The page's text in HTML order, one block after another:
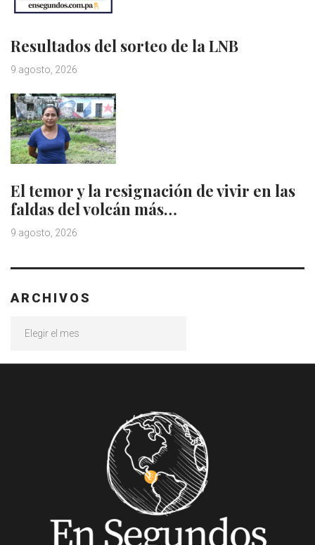
Resultados del sorteo de la LNB
9 agosto, 2026
El temor y la resignación de vivir en las
faldas del volcán más…
9 agosto, 2026
ARCHIVOS